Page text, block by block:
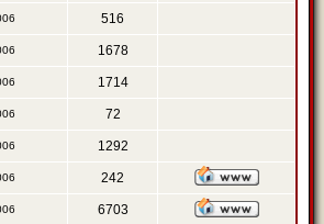
516
1678
1714
72
1292
242
6703